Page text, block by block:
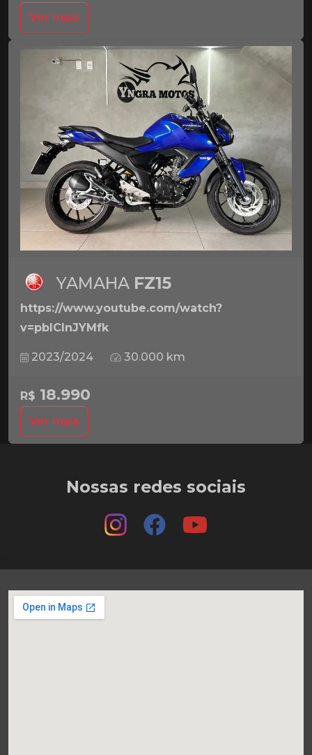
Ver mais
YAMAHA FZ15
https://www.youtube.com/watch?
v=pbICInJYMfk
2023/2024 30.000 km
R$ 18.990
Ver mais
Nossas redes sociais